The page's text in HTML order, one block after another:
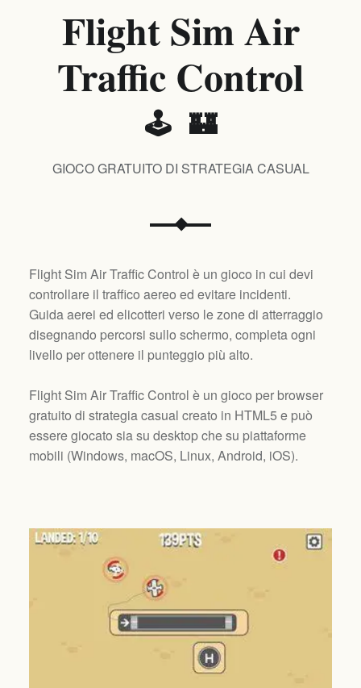
Flight Sim Air
Traffic Control
🕹️ 🏰
GIOCO GRATUITO DI STRATEGIA CASUAL
Flight Sim Air Traffic Control è un gioco in cui devi
controllare il traffico aereo ed evitare incidenti.
Guida aerei ed elicotteri verso le zone di atterraggio
disegnando percorsi sullo schermo, completa ogni
livello per ottenere il punteggio più alto.
Flight Sim Air Traffic Control è un gioco per browser
gratuito di strategia casual creato in HTML5 e può
essere giocato sia su desktop che su piattaforme
mobili (Windows, macOS, Linux, Android, iOS).